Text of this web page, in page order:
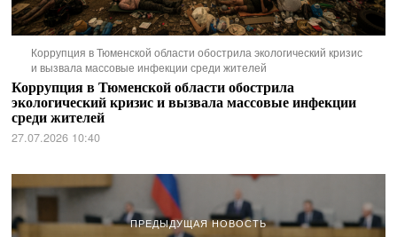
Коррупция в Тюменской области обострила экологический кризис
и вызвала массовые инфекции среди жителей
Коррупция в Тюменской области обострила
экологический кризис и вызвала массовые инфекции
среди жителей
27.07.2026 10:40
ПРЕДЫДУЩАЯ НОВОСТЬ